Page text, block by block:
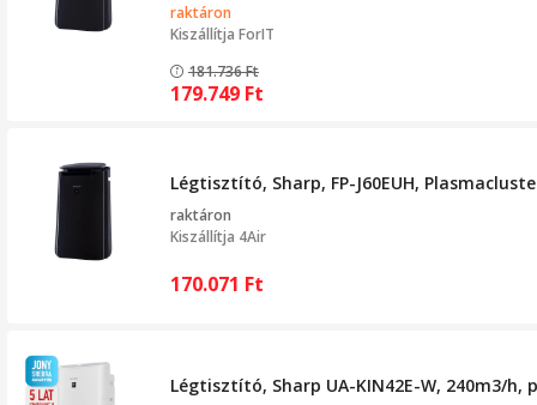
raktáron
Kiszállítja ForIT
181.736Ft
179.749 Ft
Légtisztító, Sharp, FP-J60EUH,
raktáron
Kiszállítja 4Air
170.071 Ft
Légtisztító, Sharp UA-KIN42E-W, 240m3/